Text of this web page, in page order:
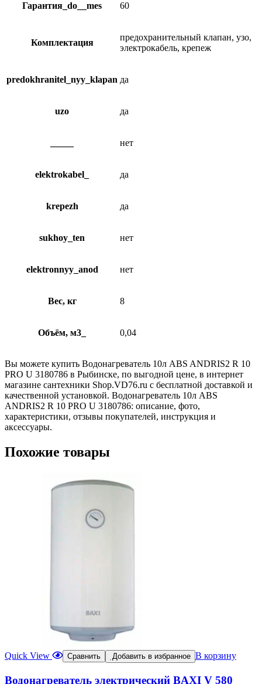
Гарантия_do__mes 60
Комплектация
предохранительный клапан, узо,
электрокабель, крепеж
predokhranitel_nyy_klapan да
uzo да
нет
elektrokabel_ да
krepezh да
sukhoy_ten нет
elektronnyy_anod нет
Вес, кг 8
Объём, м3_ 0,04
Вы можете купить Водонагреватель 10л ABS ANDRIS2 R 10
PRO U 3180786 в Рыбинске, по выгодной цене, в интернет
магазине сантехники Shop.VD76.ru с бесплатной доставкой и
качественной установкой. Водонагреватель 10л ABS
ANDRIS2 R 10 PRO U 3180786: описание, фото,
характеристики, отзывы покупателей, инструкция и
аксессуары.
Похожие товары
Quick View Сравнить Добавить в избранное В корзину
Водонагреватель электрический BAXI V 580